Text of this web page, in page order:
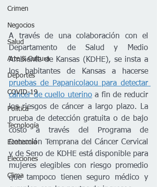
Crimen
Negocios
Salud
Arte & Cultura
Deportes
COVID-19
Política
Tecnología
Economía
Elecciones
Clima
A través de una colaboración con el
Departamento de Salud y Medio
Ambiente de Kansas (KDHE), se insta a
pruebas de Papanicolaou para detectar
cáncer de cuello uterino a fin de reducir
los riesgos de cáncer a largo plazo. La
prueba de detección gratuita o de bajo
costo a través del Programa de
Detección Temprana del Cáncer Cervical
y de Seno de KDHE está disponible para
mujeres elegibles con riesgo promedio
que tampoco tienen seguro médico y